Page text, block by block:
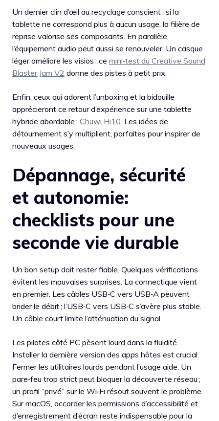
Un dernier clin d’œil au recyclage conscient : si la
tablette ne correspond plus à aucun usage, la filière de
reprise valorise ses composants. En parallèle,
l’équipement audio peut aussi se renouveler. Un casque
léger améliore les visios ; ce mini‑test du Creative Sound
Blaster Jam V2 donne des pistes à petit prix.
Enfin, ceux qui adorent l’unboxing et la bidouille
apprécieront ce retour d’expérience sur une tablette
hybride abordable : Chuwi Hi10 . Les idées de
détournement s’y multiplient, parfaites pour inspirer de
nouveaux usages.
Dépannage, sécurité
et autonomie:
checklists pour une
seconde vie durable
Un bon setup doit rester fiable. Quelques vérifications
évitent les mauvaises surprises. La connectique vient
en premier. Les câbles USB‑C vers USB‑A peuvent
brider le débit ; l’USB‑C vers USB‑C s’avère plus stable.
Un câble court limite l’atténuation du signal.
Les pilotes côté PC pèsent lourd dans la fluidité.
Installer la dernière version des apps hôtes est crucial.
Fermer les utilitaires lourds pendant l’usage aide. Un
pare‑feu trop strict peut bloquer la découverte réseau ;
un profil “privé” sur le Wi‑Fi résout souvent le problème.
Sur macOS, accorder les permissions d’accessibilité et
d’enregistrement d’écran reste indispensable pour la